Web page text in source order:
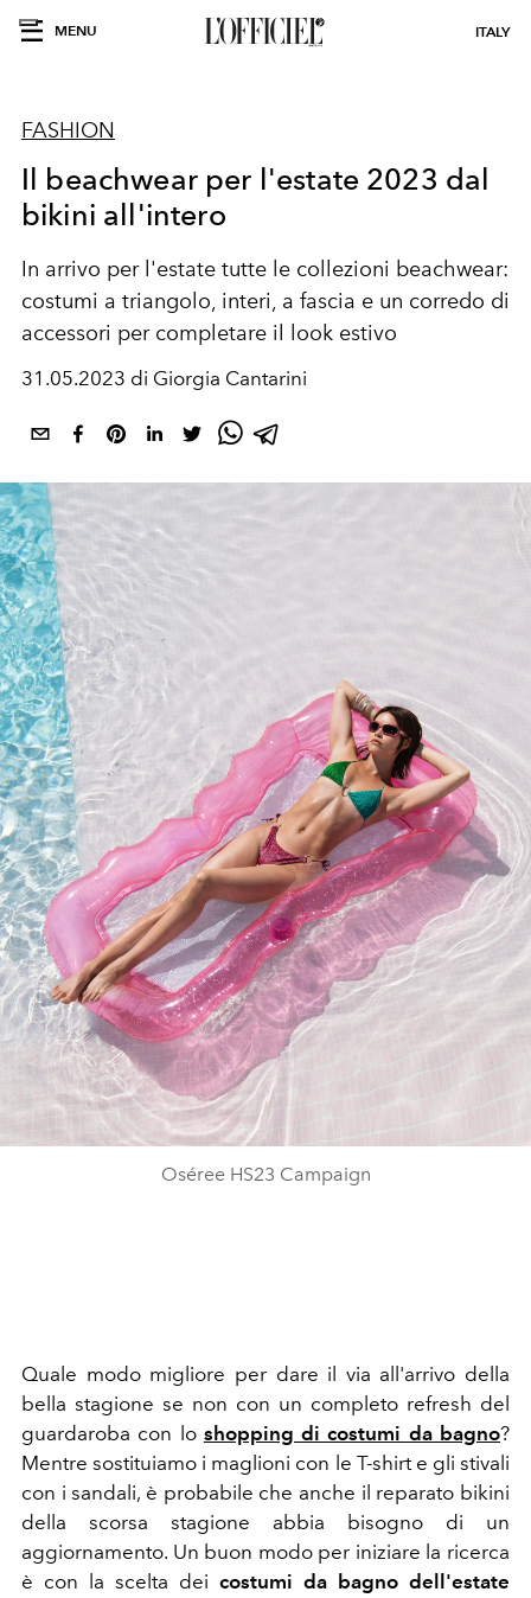
MENU ITALY
FASHION
Il beachwear per l'estate 2023 dal
bikini all'intero
In arrivo per l'estate tutte le collezioni beachwear:
costumi a triangolo, interi, a fascia e un corredo di
accessori per completare il look estivo
31.05.2023 di Giorgia Cantarini
Oséree HS23 Campaign
Quale modo migliore per dare il via all'arrivo della
bella stagione se non con un completo refresh del
guardaroba con lo shopping di costumi da bagno?
Mentre sostituiamo i maglioni con le T-shirt e gli stivali
con i sandali, è probabile che anche il reparato bikini
della scorsa stagione abbia bisogno di un
aggiornamento. Un buon modo per iniziare la ricerca
è con la scelta dei costumi da bagno dell'estate